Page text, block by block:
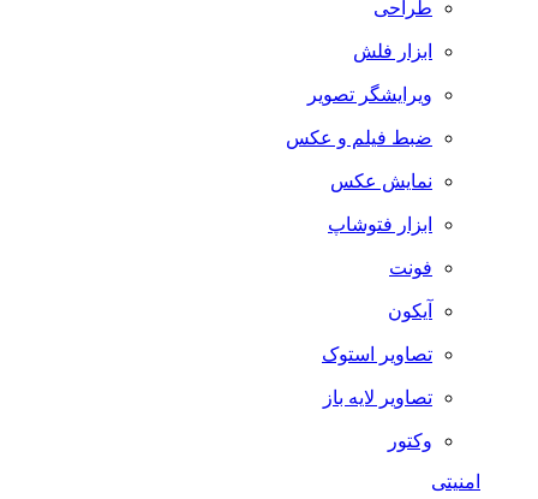
طراحی
ابزار فلش
ویرایشگر تصویر
ضبط فيلم و عكس
نمایش عکس
ابزار فتوشاپ
فونت
آیکون
تصاویر استوک
تصاویر لایه باز
وکتور
امنیتی